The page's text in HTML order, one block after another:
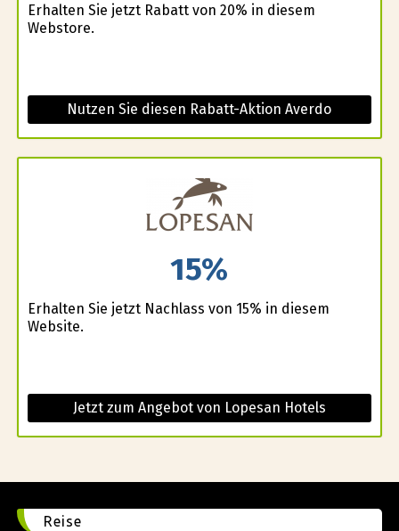
Erhalten Sie jetzt Rabatt von 20% in diesem
Webstore.
Nutzen Sie diesen Rabatt-Aktion Averdo
15%
Erhalten Sie jetzt Nachlass von 15% in diesem
Website.
Jetzt zum Angebot von Lopesan Hotels
Reise